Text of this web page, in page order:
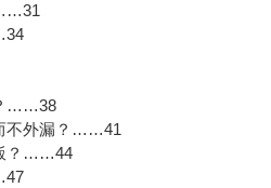
……38
不外漏？……41
？……44